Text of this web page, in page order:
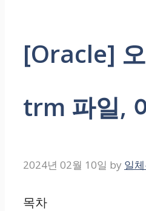
[Oracle]
trm 파일,
2024년 02월 10일 by 일
목차